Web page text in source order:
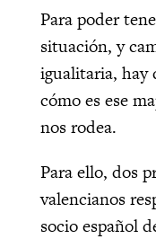
Para poder
situación, y
igualitaria, hay
cómo es ese
nos rodea.
Para ello, dos
valencianos
socio español